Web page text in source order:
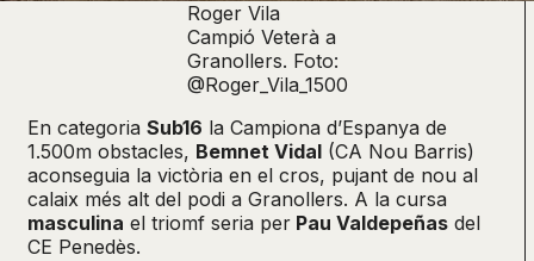
Roger Vila
Campió Veterà a
Granollers. Foto:
@Roger_Vila_1500
En categoria Sub16 la Campiona d’Espanya de
1.500m obstacles, Bemnet Vidal (CA Nou Barris)
aconseguia la victòria en el cros, pujant de nou al
calaix més alt del podi a Granollers. A la cursa
masculina el triomf seria per Pau Valdepeñas del
CE Penedès.